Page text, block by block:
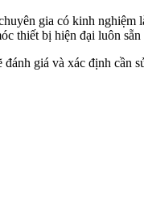
gia có kinh nghiệm
thiết bị hiện đại luôn
giá và xác định cần